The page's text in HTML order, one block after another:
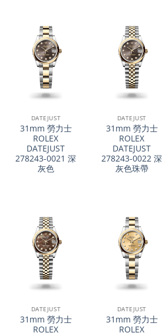
DATEJUST
31mm 勞力士
ROLEX
DATEJUST
278243-0021 深
灰色
DATEJUST
31mm 勞力士
ROLEX
DATEJUST
278243-0022 深
灰色珠帶
DATEJUST
31mm 勞力士
ROLEX
DATEJUST
31mm 勞力士
ROLEX